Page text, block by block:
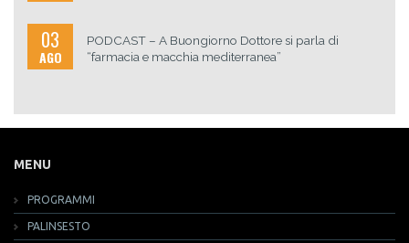
03
AGO
PODCAST – A Buongiorno Dottore si parla di
“farmacia e macchia mediterranea”
MENU
PROGRAMMI
PALINSESTO